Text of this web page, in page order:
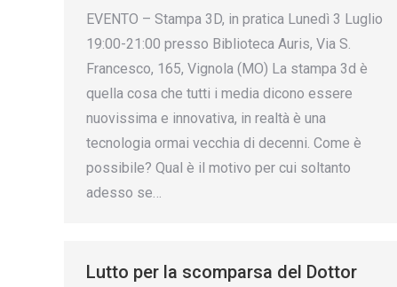
EVENTO – Stampa 3D, in pratica Lunedì 3 Luglio
19:00-21:00 presso Biblioteca Auris, Via S.
Francesco, 165, Vignola (MO) La stampa 3d è
quella cosa che tutti i media dicono essere
nuovissima e innovativa, in realtà è una
tecnologia ormai vecchia di decenni. Come è
possibile? Qual è il motivo per cui soltanto
adesso se…
Lutto per la scomparsa del Dottor